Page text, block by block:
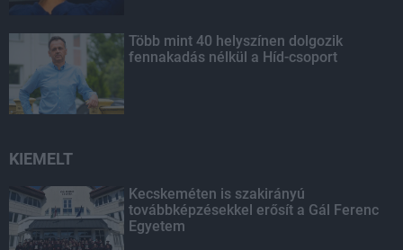
Több mint 40 helyszínen dolgozik
fennakadás nélkül a Híd-csoport
KIEMELT
Kecskeméten is szakirányú
továbbképzésekkel erősít a Gál Ferenc
Egyetem